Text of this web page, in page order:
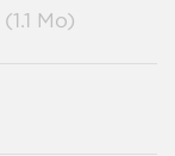
(1.1 Mo)